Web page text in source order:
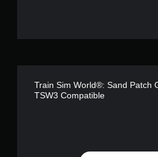
Train Sim World®: Sand Patch
TSW3 Compatible